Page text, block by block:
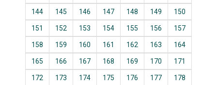
144 145 146 147 148 149 150
151 152 153 154 155 156 157
158 159 160 161 162 163 164
165 166 167 168 169 170 171
172 173 174 175 176 177 178